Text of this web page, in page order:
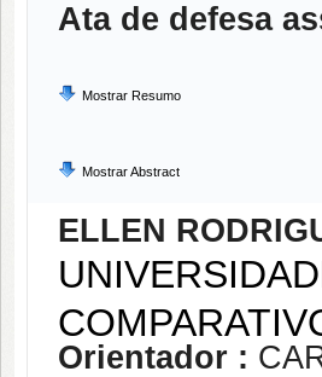
Ata de defesa
Mostrar Resumo
Mostrar Abstract
ELLEN
Orientador :